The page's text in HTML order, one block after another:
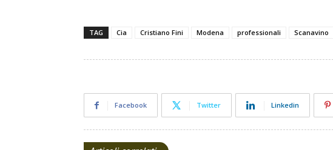
TAG Cia Cristiano Fini Modena professionali Scanavino
Facebook Twitter Linkedin